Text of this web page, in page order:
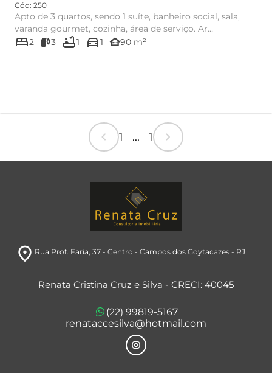
Cód: 250
Apto de 3 quartos, sendo 1 suíte, banheiro social, sala,
varanda gourmet, cozinha, área de serviço. Ar
condicionado e ar...
bed2 3 bathtub1 directions_car1 other_houses90 m²
chevron_left 1 ... 1 chevron_right
room Rua Prof. Faria, 37- Centro - Campos dos Goytacazes- RJ
Renata Cristina Cruz e Silva - CRECI: 40045
(22) 99819-5167
renataccesilva@hotmail.com